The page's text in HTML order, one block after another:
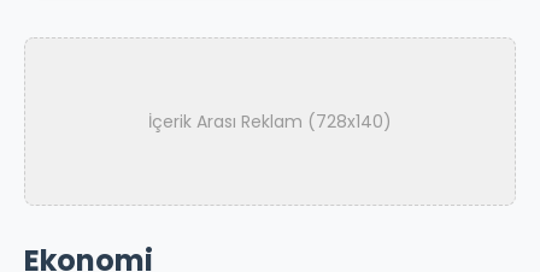
İçerik Arası Reklam (728x140)
Ekonomi